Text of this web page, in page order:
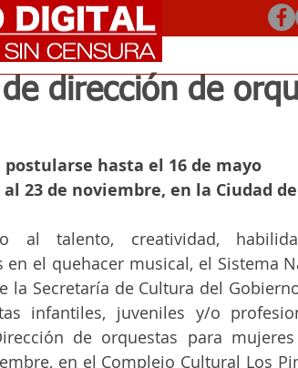
dirección de
hasta el 16 de mayo
23 de noviembre, en la Ciudad
al talento, creatividad,
el quehacer musical, el Sistema
la Secretaría de Cultura del
infantiles, juveniles y/o
de orquestas para
en el Complejo Cultural Los